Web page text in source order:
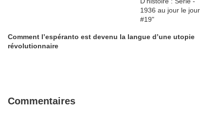
Comment l’espéranto est devenu la langue d’une utopie
révolutionnaire
Commentaires